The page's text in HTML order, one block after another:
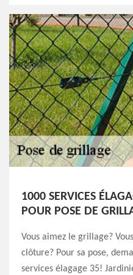
1000 SERVICES
POUR POSE DE
Vous aimez le grillage?
clôture? Pour sa pose,
services élagage 35!